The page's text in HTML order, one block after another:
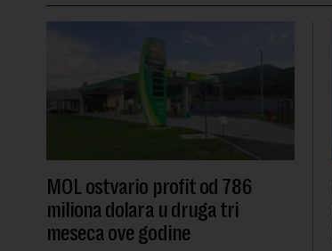
MOL ostvario profit od 786
miliona dolara u druga tri
meseca ove godine